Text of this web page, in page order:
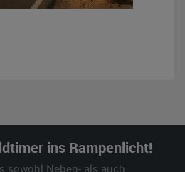
ins Rampenlicht!
sowohl Neben- als auch